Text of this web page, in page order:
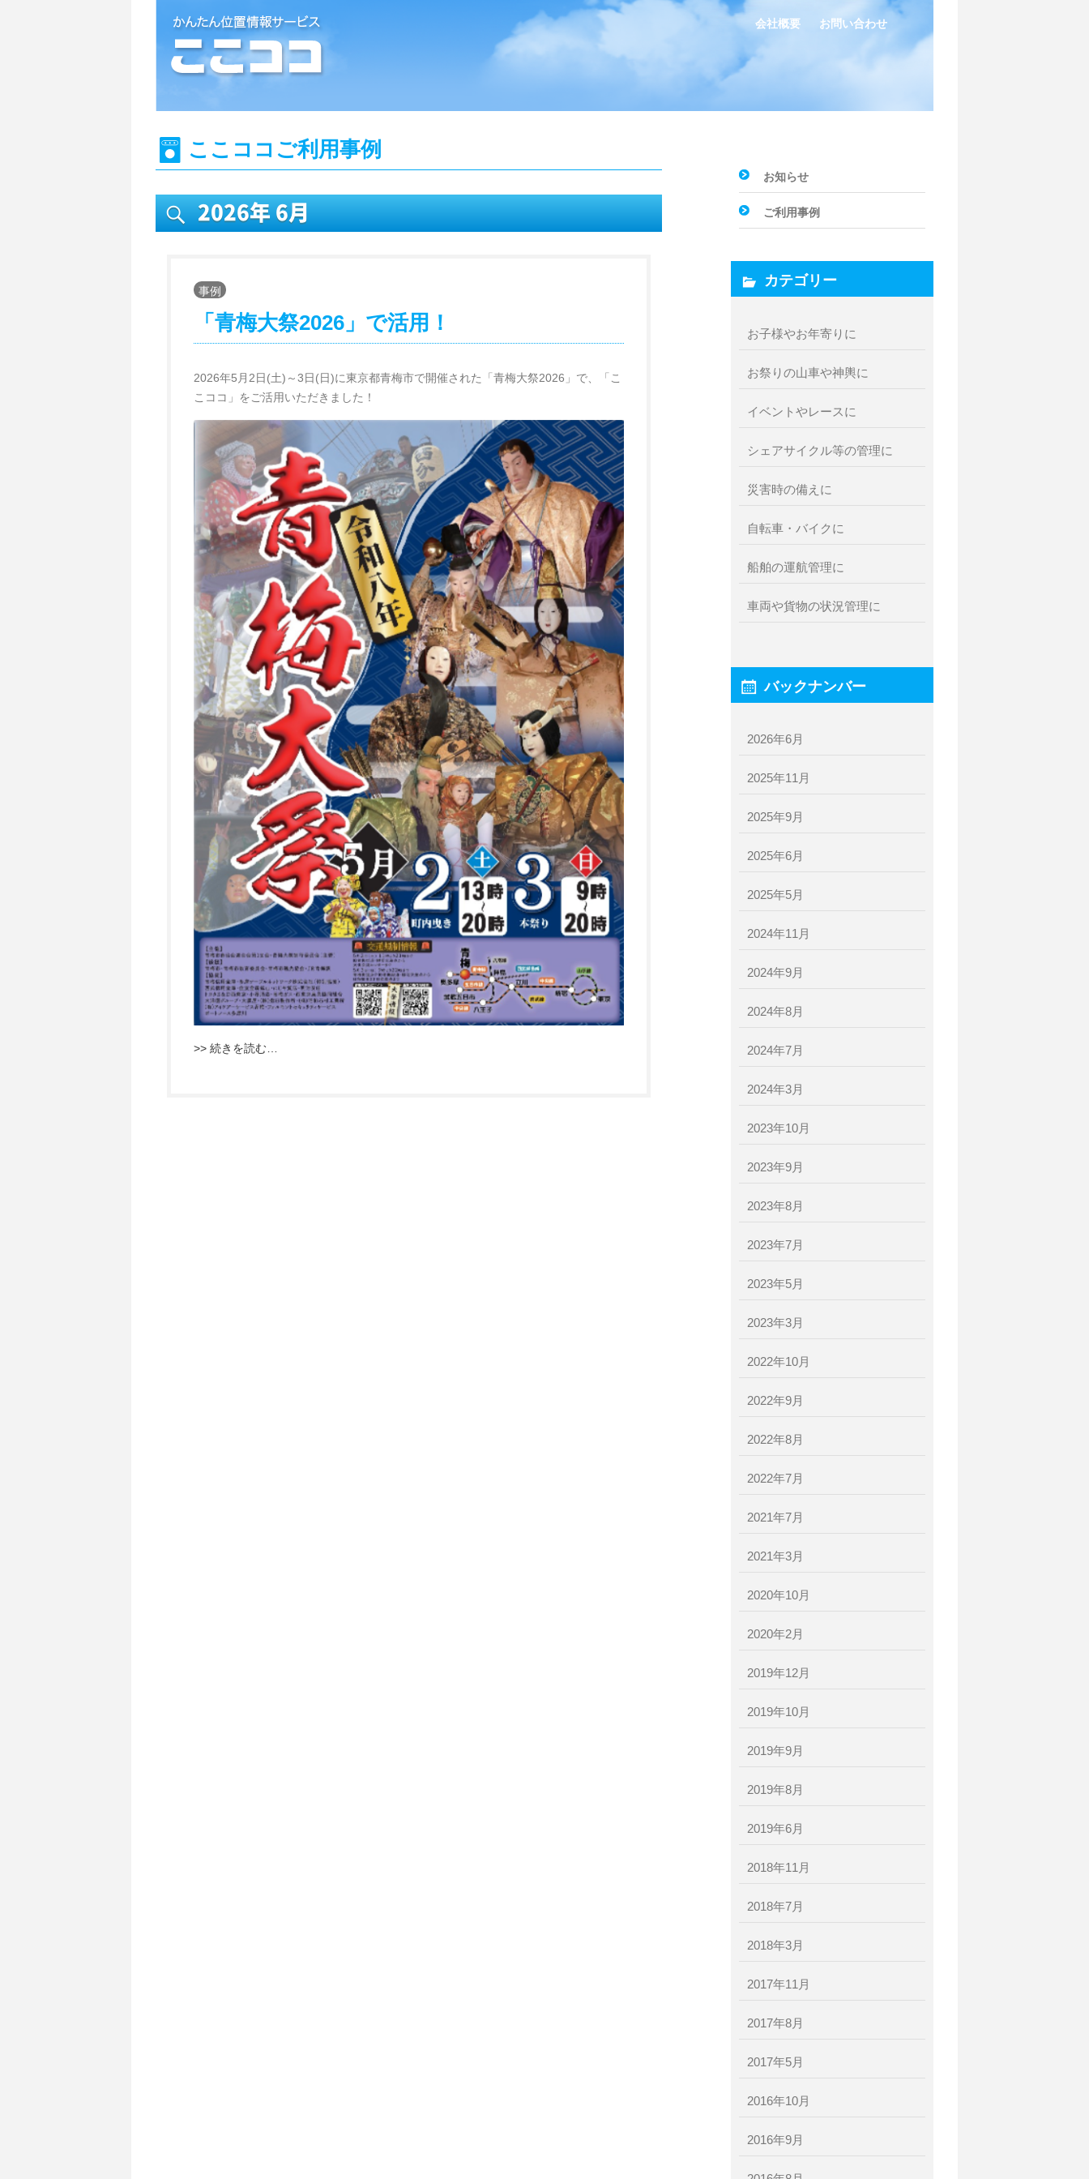
会社概要 お問い合わせ
ここココご利用事例
2026年 6月
事例
「青梅大祭2026」で活用！
2026年5月2日(土)～3日(日)に東京都青梅市で開催された「青梅大祭2026」で、「こ
こココ」をご活用いただきました！
>> 続きを読む…
お知らせ
ご利用事例
カテゴリー
お子様やお年寄りに
お祭りの山車や神輿に
イベントやレースに
シェアサイクル等の管理に
災害時の備えに
自転車・バイクに
船舶の運航管理に
車両や貨物の状況管理に
バックナンバー
2026年6月
2025年11月
2025年9月
2025年6月
2025年5月
2024年11月
2024年9月
2024年8月
2024年7月
2024年3月
2023年10月
2023年9月
2023年8月
2023年7月
2023年5月
2023年3月
2022年10月
2022年9月
2022年8月
2022年7月
2021年7月
2021年3月
2020年10月
2020年2月
2019年12月
2019年10月
2019年9月
2019年8月
2019年6月
2018年11月
2018年7月
2018年3月
2017年11月
2017年8月
2017年5月
2016年10月
2016年9月